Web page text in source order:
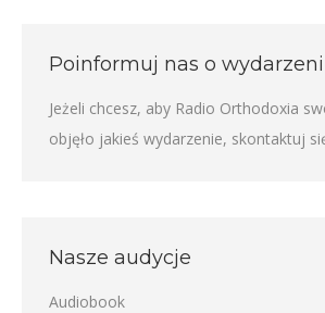
Poinformuj nas o
Jeżeli chcesz, aby Radio Orthodoxia
objęło jakieś wydarzenie, skontaktuj
Nasze audycje
Audiobook